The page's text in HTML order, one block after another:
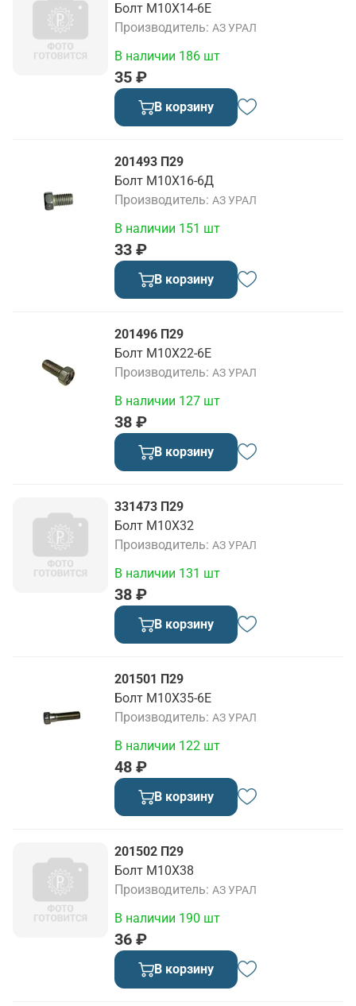
Болт М10Х14-6Е
Производитель АЗ УРАЛ
35 ₽
В наличии 186 шт
В корзину
201493 П29
Болт М10Х16-6Д
Производитель АЗ УРАЛ
33 ₽
В наличии 151 шт
В корзину
201496 П29
Болт М10Х22-6Е
Производитель АЗ УРАЛ
38 ₽
В наличии 127 шт
В корзину
331473 П29
Болт М10Х32
Производитель АЗ УРАЛ
38 ₽
В наличии 131 шт
В корзину
201501 П29
Болт М10Х35-6Е
Производитель АЗ УРАЛ
48 ₽
В наличии 122 шт
В корзину
201502 П29
Болт М10Х38
Производитель АЗ УРАЛ
36 ₽
В наличии 190 шт
В корзину